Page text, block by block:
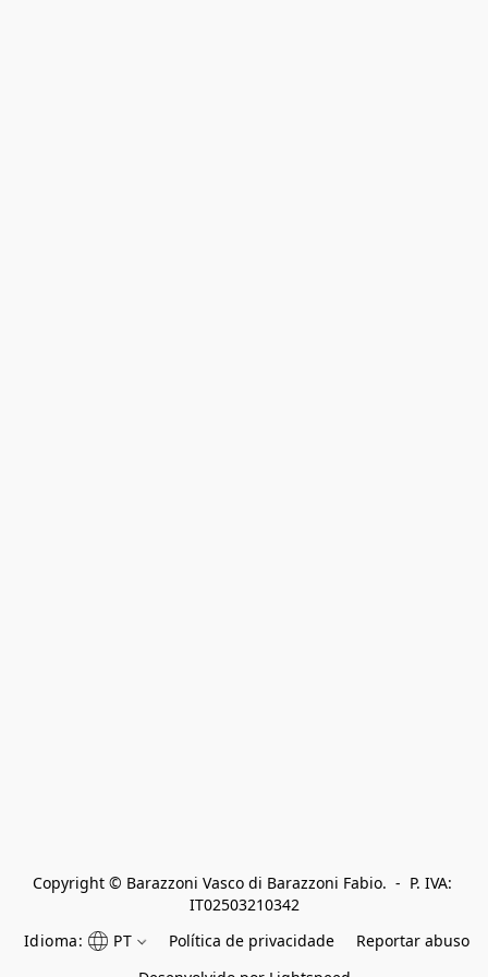
Copyright © Barazzoni Vasco di Barazzoni Fabio.  -  P. IVA:
IT02503210342
Idioma:
PT Política de privacidade
Reportar abuso